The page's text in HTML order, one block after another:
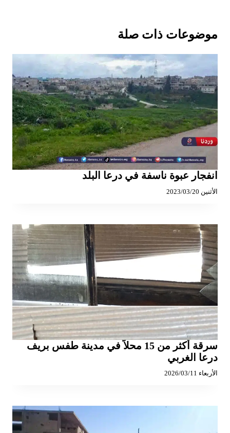
موضوعات ذات صلة
انفجار عبوة ناسفة في درعا البلد
الأثنين 2023/03/20
سرقة أكثر من 15 محلاً في مدينة طفس بريف
درعا الغربي
الأربعاء 2026/03/11